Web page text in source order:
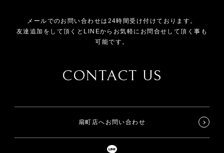
メールでのお問い合わせは24時間受け付けております。
友達追加をして頂くとLINEからお気軽にお問合せして頂く事も
可能です。
CONTACT US
扇町店へお問い合わせ